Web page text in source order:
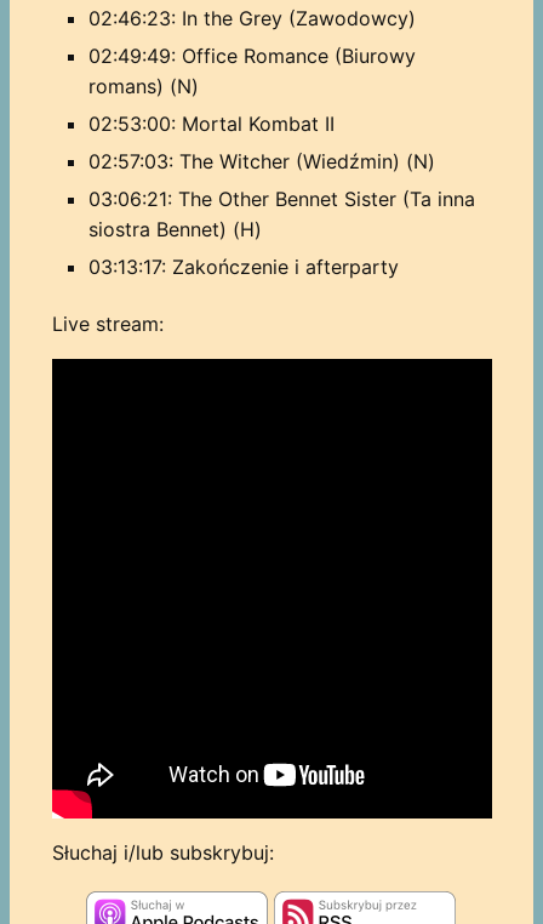
02:46:23: In the Grey (Zawodowcy)
02:49:49: Office Romance (Biurowy
romans) (N)
02:53:00: Mortal Kombat II
02:57:03: The Witcher (Wiedźmin) (N)
03:06:21: The Other Bennet Sister (Ta inna
siostra Bennet) (H)
03:13:17: Zakończenie i afterparty
Live stream:
Słuchaj i/lub subskrybuj: